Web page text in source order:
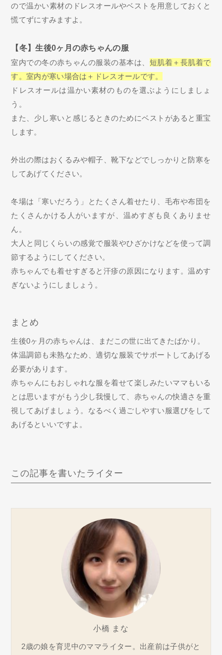
ので温かい素材のドレスオールやベストを用意しておくと
慌てずにすみますよ。
【冬】生後0ヶ月の赤ちゃんの服
室内での冬の赤ちゃんの服装の基本は、 短肌着＋長肌着で
す。室内が寒い場合は ＋ドレスオールです。
ドレスオールは温かい素材のものを選ぶようにしましょ
う。
また、少し寒いと感じるときのためにベストがあると重宝
します。
外出の際はおくるみや帽子、靴下などでしっかりと防寒を
してあげてください。
冬場は「寒いだろう」とたくさん着せたり、毛布や布団を
たくさんかける人がいますが、温めすぎも良くありませ
ん。
大人と同じくらいの感覚で服装やひざかけなどを使って調
節するようにしてください。
赤ちゃんでも着せすぎると汗疹の原因になります。温めす
ぎないようにしましょう。
まとめ
生後0ヶ月の赤ちゃんは、まだこの世に出てきたばかり。
体温調節も未熟なため、適切な服装でサポートしてあげる
必要があります。
赤ちゃんにもおしゃれな服を着せて楽しみたいママもいる
とは思いますがもう少し我慢して、赤ちゃんの快適さを重
視してあげましょう。なるべく過ごしやすい服選びをして
あげるといいですよ。
この記事を書いたライター
小橋 まな
2歳の娘を育児中のママライター。出産前は子供がと